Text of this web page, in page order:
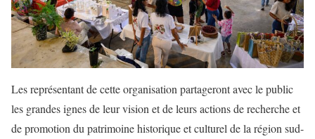
Les représentant de cette organisation partageront avec le public
les grandes ignes de leur vision et de leurs actions de recherche et
de promotion du patrimoine historique et culturel de la région sud-